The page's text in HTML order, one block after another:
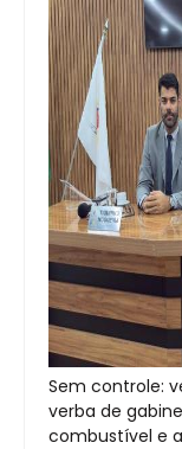
Sem controle:
verba de
combustível e